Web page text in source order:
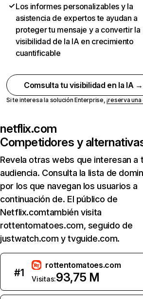
Los informes personalizables y la
asistencia de expertos te ayudan a
proteger tu mensaje y a convertir la
visibilidad de la IA en crecimiento
cuantificable
Comsulta tu visibilidad en la IA →
Si te interesa la solución Enterprise,¡reserva
netflix.com
Competidores y
Revela otras webs que interesan a
audiencia. Consulta la lista de
por los que navegan los usuarios a
continuación de. El público de
Netflix.comtambién visita
rottentomatoes.com, seguido de
justwatch.com y tvguide.com.
#1
rottentomatoes.com
Visitas:93,75 M